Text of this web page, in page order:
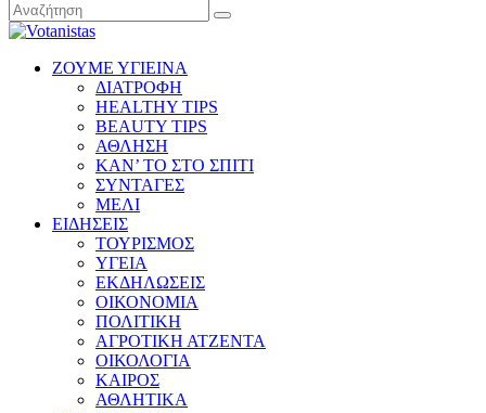
ΖΟΥΜΕ ΥΓΙΕΙΝΑ
ΔΙΑΤΡΟΦΗ
HEALTHY TIPS
BEAUTY TIPS
ΑΘΛΗΣΗ
ΚΑΝ’ ΤΟ ΣΤΟ ΣΠΙΤΙ
ΣΥΝΤΑΓΕΣ
ΜΕΛΙ
ΕΙΔΗΣΕΙΣ
ΤΟΥΡΙΣΜΟΣ
ΥΓΕΙΑ
ΕΚΔΗΛΩΣΕΙΣ
ΟΙΚΟΝΟΜΙΑ
ΠΟΛΙΤΙΚΗ
ΑΓΡΟΤΙΚΗ ΑΤΖΕΝΤΑ
ΟΙΚΟΛΟΓΙΑ
ΚΑΙΡΟΣ
ΑΘΛΗΤΙΚΑ